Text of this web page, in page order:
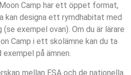
Camp har ett öppet format,
kan designa ett rymdhabitat med
exempel ovan). Om du är lärare
Camp i ett skolämne kan du ta
exempel på ämnen.
mellan ESA och de nationella